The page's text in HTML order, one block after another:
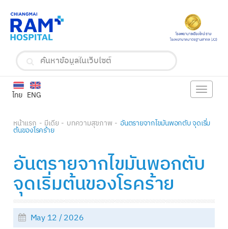
ENG
ไทย Toggle
หน้าแรก มีเดีย บทความสุขภาพ อันตรายจากไขมันพอกตับ จุดเริ่ม
ต้นของโรคร้าย
อันตรายจากไขมันพอกตับ
จุดเริ่มต้นของโรคร้าย
May 12 / 2026